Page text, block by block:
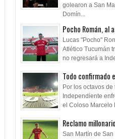
golearon a San
Domín...
Pocho Román, al
Lucas "Pocho"
Atlético Tucumán
no regresará a
Todo confirmado
Por los octavos
Independiente
el Coloso Marcelo
Reclamo
San Martín de